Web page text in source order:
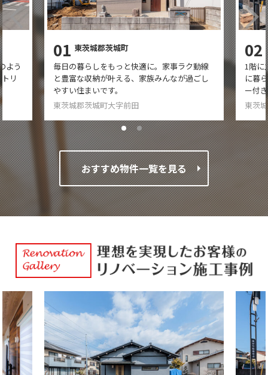
よう
リ
01 東茨城郡茨城町
毎日の暮らしをもっと快適に。家事ラク動線
と豊富な収納が叶える、家族みんなが過ごし
やすい住まいです。
東茨城郡茨城町大字前田
02
1階に
に暮
ー付
東茨
おすすめ物件一覧を見る